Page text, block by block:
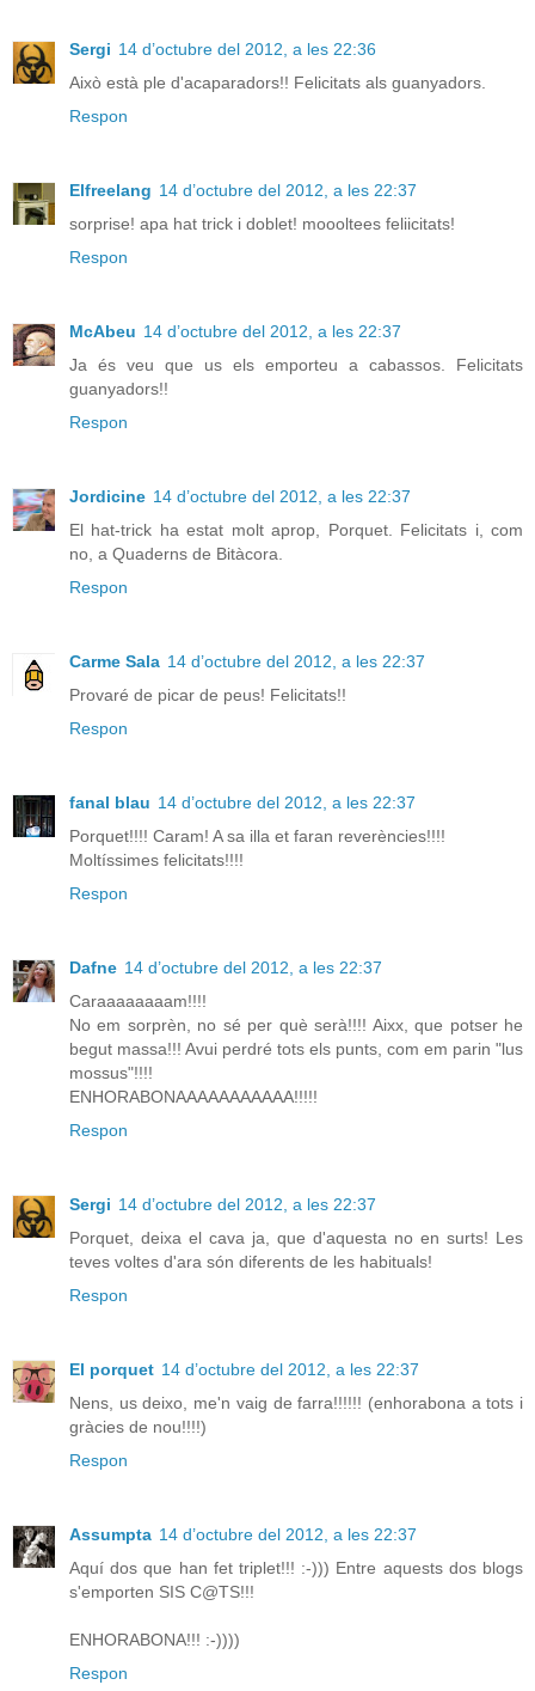
Sergi 14 d’octubre del 2012, a les 22:36
Això està ple d'acaparadors!! Felicitats als guanyadors.
Respon
Elfreelang 14 d’octubre del 2012, a les 22:37
sorprise! apa hat trick i doblet! moooltees feliicitats!
Respon
McAbeu 14 d’octubre del 2012, a les 22:37
Ja és veu que us els emporteu a cabassos. Felicitats
guanyadors!!
Respon
Jordicine 14 d’octubre del 2012, a les 22:37
El hat-trick ha estat molt aprop, Porquet. Felicitats i, com
no, a Quaderns de Bitàcora.
Respon
Carme Sala 14 d’octubre del 2012, a les 22:37
Provaré de picar de peus! Felicitats!!
Respon
fanal blau 14 d’octubre del 2012, a les 22:37
Porquet!!!! Caram! A sa illa et faran reverències!!!!
Moltíssimes felicitats!!!!
Respon
Dafne 14 d’octubre del 2012, a les 22:37
Caraaaaaaaam!!!!
No em sorprèn, no sé per què serà!!!! Aixx, que potser he
begut massa!!! Avui perdré tots els punts, com em parin "lus
mossus"!!!!
ENHORABONAAAAAAAAAAA!!!!!
Respon
Sergi 14 d’octubre del 2012, a les 22:37
Porquet, deixa el cava ja, que d'aquesta no en surts! Les
teves voltes d'ara són diferents de les habituals!
Respon
El porquet 14 d’octubre del 2012, a les 22:37
Nens, us deixo, me'n vaig de farra!!!!!! (enhorabona a tots i
gràcies de nou!!!!)
Respon
Assumpta 14 d’octubre del 2012, a les 22:37
Aquí dos que han fet triplet!!! :-))) Entre aquests dos blogs
s'emporten SIS C@TS!!!
ENHORABONA!!! :-))))
Respon